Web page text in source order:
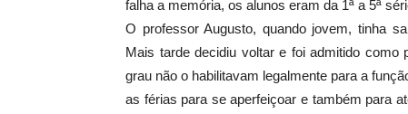
falha a memória, os alunos eram da 1ª a 5ª
O professor Augusto, quando jovem, tinha
Mais tarde decidiu voltar e foi admitido
grau não o habilitavam legalmente para a
as férias para se aperfeiçoar e também para